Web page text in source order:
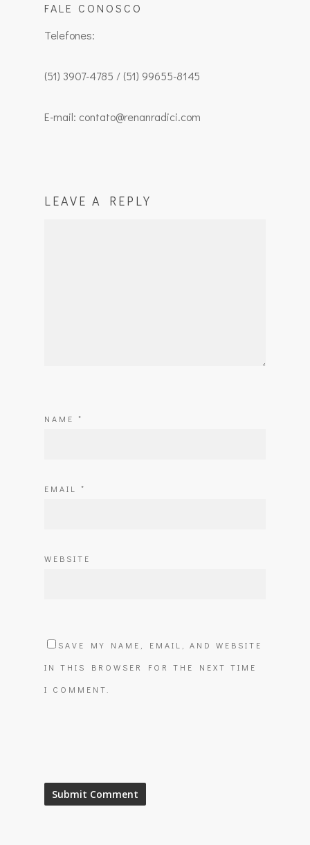
FALE CONOSCO
Telefones:
(51) 3907-4785 / (51) 99655-8145
E-mail: contato@renanradici.com
LEAVE A REPLY
NAME *
EMAIL *
WEBSITE
SAVE MY NAME, EMAIL, AND WEBSITE
IN THIS BROWSER FOR THE NEXT TIME
I COMMENT.